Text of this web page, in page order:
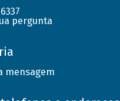
pergunta
mensagem